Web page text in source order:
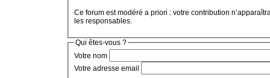
Ce forum est modéré a priori : votre contribution
les responsables.
Qui êtes-vous ?
Votre nom
Votre adresse email